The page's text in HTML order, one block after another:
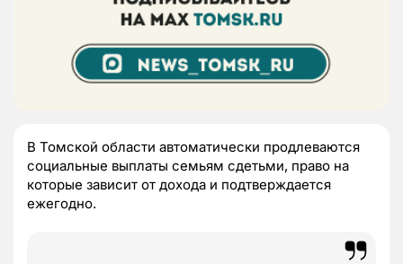
В Томской области автоматически продлеваются
социальные выплаты семьям сдетьми, право на
которые зависит от дохода и подтверждается
ежегодно.